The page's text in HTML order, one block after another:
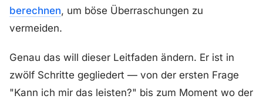
berechnen, um böse Überraschungen zu
vermeiden.
Genau das will dieser Leitfaden ändern. Er ist in
zwölf Schritte gegliedert — von der ersten Frage
"Kann ich mir das leisten?" bis zum Moment wo der